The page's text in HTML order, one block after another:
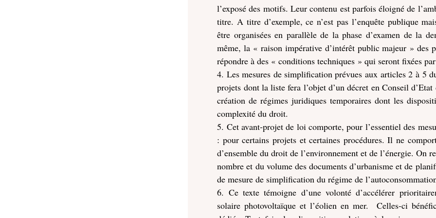
l’exposé des motifs. Leur contenu est parfois éloigné de
titre. A titre d’exemple, ce n’est pas l’enquête publique
être organisées en parallèle de la phase d’examen de la
même, la « raison impérative d’intérêt public majeur » des
répondre à des « conditions techniques » qui seront fixées
4. Les mesures de simplification prévues aux articles 2 à 5
projets dont la liste fera l’objet d’un décret en Conseil
création de régimes juridiques temporaires dont les
complexité du droit.
5. Cet avant-projet de loi comporte, pour l’essentiel des
: pour certains projets et certaines procédures. Il ne
d’ensemble du droit de l’environnement et de l’énergie. On
nombre et du volume des documents d’urbanisme et de
de mesure de simplification du régime de
6. Ce texte témoigne d’une volonté d’accélérer
solaire photovoltaïque et l’éolien en mer. Celles-ci